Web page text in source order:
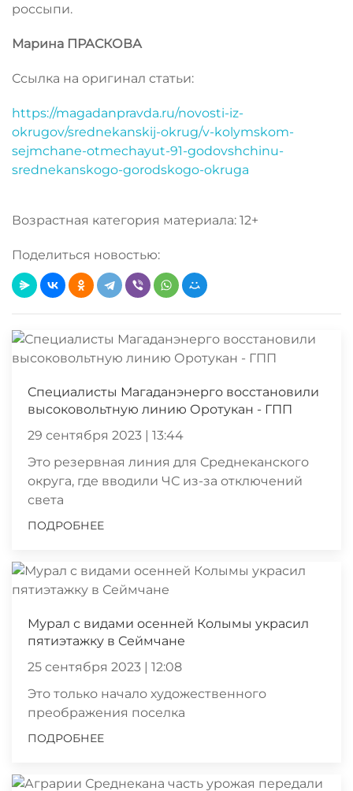
россыпи.
Марина ПРАСКОВА
Ссылка на оригинал статьи:
https://magadanpravda.ru/novosti-iz-
okrugov/srednekanskij-okrug/v-kolymskom-
sejmchane-otmechayut-91-godovshchinu-
srednekanskogo-gorodskogo-okruga
Возрастная категория материала: 12+
Поделиться новостью:
Специалисты Магаданэнерго восстановили
высоковольтную линию Оротукан - ГПП
29 сентября 2023 | 13:44
Это резервная линия для Среднеканского
округа, где вводили ЧС из-за отключений
света
ПОДРОБНЕЕ
Мурал с видами осенней Колымы украсил
пятиэтажку в Сеймчане
25 сентября 2023 | 12:08
Это только начало художественного
преображения поселка
ПОДРОБНЕЕ